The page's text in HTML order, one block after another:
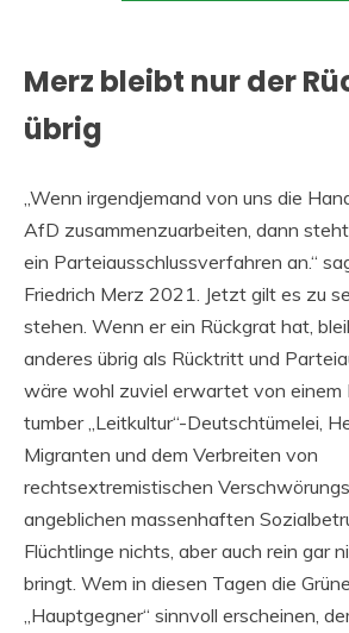
Merz bleibt nur der
übrig
„Wenn irgendjemand von uns die
AfD zusammenzuarbeiten, dann
ein Parteiausschlussverfahren an.“
Friedrich Merz 2021. Jetzt gilt es zu
stehen. Wenn er ein Rückgrat hat,
anderes übrig als Rücktritt und
wäre wohl zuviel erwartet von einem
tumber „Leitkultur“-Deutschtümelei,
Migranten und dem Verbreiten von
rechtsextremistischen
angeblichen massenhaften
Flüchtlinge nichts, aber auch rein gar
bringt. Wem in diesen Tagen die
„Hauptgegner“ sinnvoll erscheinen,